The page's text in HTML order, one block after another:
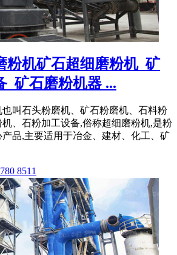
粉机矿石超细磨粉机_矿
_矿石磨粉机器 ...
叫石头粉磨机、矿石粉磨机、石料粉
、石粉加工设备,俗称超细磨粉机,是粉
品,主要适用于冶金、建材、化工、矿
8511